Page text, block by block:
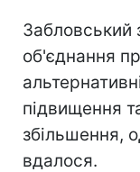
Забловський
об'єднання
підвищення
збільшення,
вдалося.